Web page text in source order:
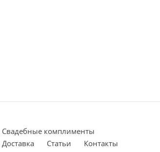
Cвадебные комплименты
Доставка Статьи Контакты